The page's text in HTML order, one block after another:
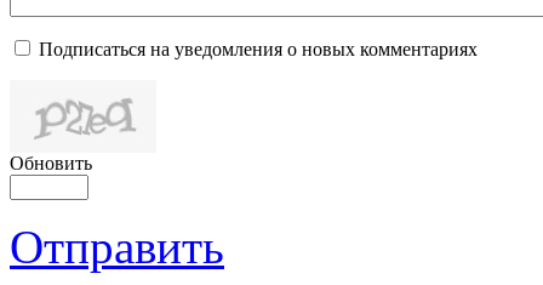
Подписаться на уведомления о новых комментариях
Обновить
Отправить